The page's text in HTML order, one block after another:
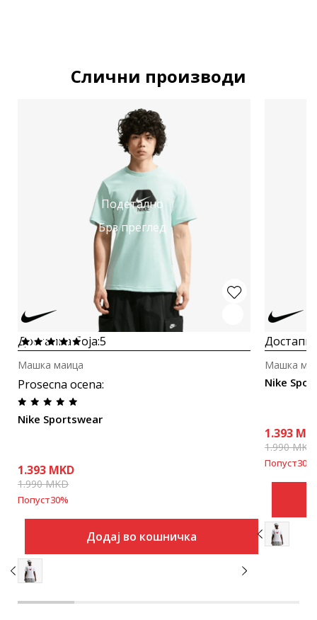
Слични производи
Подетално
Брз преглед
Достапна боја:5
Prosecna ocena:
Nike Sportswear
Машка маица
1.393 MKD
1.990MKD
Попуст30%
Додај во кошничка
Nike
Машка
1.393
1.990MKD
Попуст30